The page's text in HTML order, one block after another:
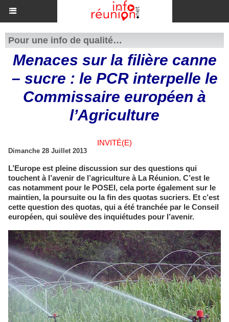
Pour une info de qualité…
Menaces sur la filière canne
– sucre : le PCR interpelle le
Commissaire européen à
l’Agriculture
INVITÉ(E)
Dimanche 28 Juillet 2013
L’Europe est pleine discussion sur des questions qui
touchent à l’avenir de l’agriculture à La Réunion. C’est le
cas notamment pour le POSEI, cela porte également sur le
maintien, la poursuite ou la fin des quotas sucriers. Et c’est
cette question des quotas, qui a été tranchée par le Conseil
européen, qui soulève des inquiétudes pour l’avenir.